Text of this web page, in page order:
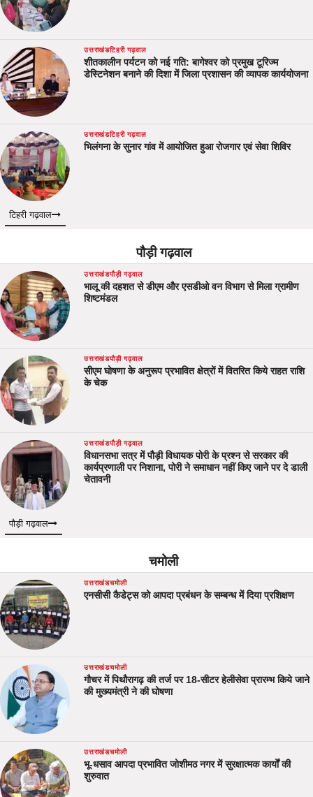
उत्तराखंडटिहरी गढ़वाल
शीतकालीन पर्यटन को नई गति: बागेश्वर को प्रमुख टूरिज्म
डेस्टिनेशन बनाने की दिशा में जिला प्रशासन की व्यापक कार्ययोजना
उत्तराखंडटिहरी गढ़वाल
भिलंगना के सुनार गांव में आयोजित हुआ रोजगार एवं सेवा शिविर
टिहरी गढ़वाल
पौड़ी गढ़वाल
उत्तराखंडपौड़ी गढ़वाल
भालू की दहशत से डीएम और एसडीओ वन विभाग से मिला ग्रामीण
शिष्टमंडल
उत्तराखंडपौड़ी गढ़वाल
सीएम घोषणा के अनुरूप प्रभावित क्षेत्रों में वितरित किये राहत राशि
के चेक
उत्तराखंडपौड़ी गढ़वाल
विधानसभा सत्र में पौड़ी विधायक पोरी के प्रश्न से सरकार की
कार्यप्रणाली पर निशाना, पोरी ने समाधान नहीं किए जाने पर दे डाली
चेतावनी
पौड़ी गढ़वाल
चमोली
उत्तराखंडचमोली
एनसीसी कैडेट्स को आपदा प्रबंधन के सम्बन्ध में दिया प्रशिक्षण
उत्तराखंडचमोली
गौचर में पिथौरागढ़ की तर्ज पर 18-सीटर हेलीसेवा प्रारम्भ किये जाने
की मुख्यमंत्री ने की घोषणा
उत्तराखंडचमोली
भू-धसाव आपदा प्रभावित जोशीमठ नगर में सुरक्षात्मक कार्यों की
शुरुवात